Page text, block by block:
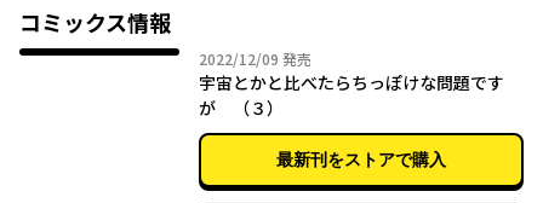
このお話は、そんな日野市に住む３姉妹をはじめとする
愛すべき不器用な人々の物語である――。
↓↓『女子高生の無駄づかい』↓↓
http://seiga.nicovideo.jp/comic/18905?track=list
コミックス情報
2022/12/09 2022年12月09日
発売
宇宙とかと比べたらちっぽけな問題です
が （３）
最新刊をストアで購入